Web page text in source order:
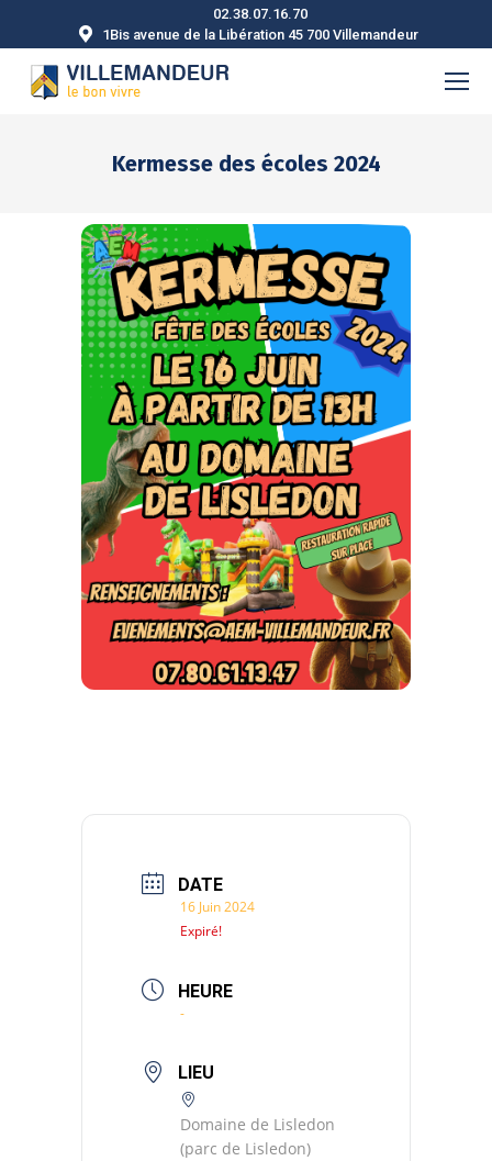
02.38.07.16.70
1Bis avenue de la Libération 45 700 Villemandeur
Kermesse des écoles 2024
DATE
16 Juin 2024
Expiré!
HEURE
-
LIEU
Domaine de Lisledon
(parc de Lisledon)